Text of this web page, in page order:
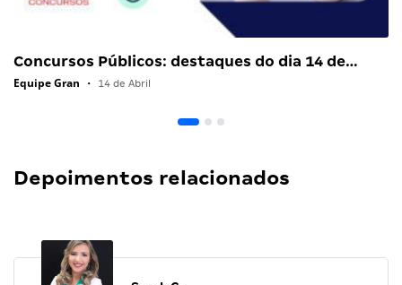
Concursos Públicos: destaques do dia 14 de…
Equipe Gran • 14 de Abril
Depoimentos relacionados